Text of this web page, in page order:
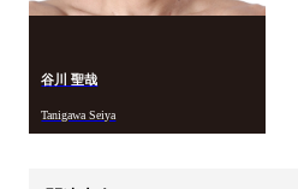
谷川 聖哉
Tanigawa Seiya